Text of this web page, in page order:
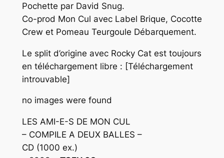
Pochette par David Snug.
Co-prod Mon Cul avec Label Brique, Cocotte
Crew et Pomeau Teurgoule Débarquement.
Le split d’origine avec Rocky Cat est toujours
en téléchargement libre : [Téléchargement
introuvable]
no images were found
LES AMI-E-S DE MON CUL
– COMPILE A DEUX BALLES –
CD (1000 ex.)